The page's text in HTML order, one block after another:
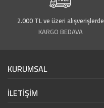
2.000 TL ve üzeri alışverişlerde
KARGO BEDAVA
KURUMSAL
İLETİŞİM